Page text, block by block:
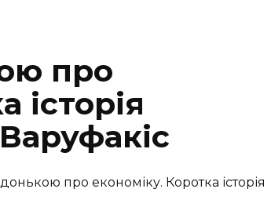
про
історія
про економіку. Коротка історія